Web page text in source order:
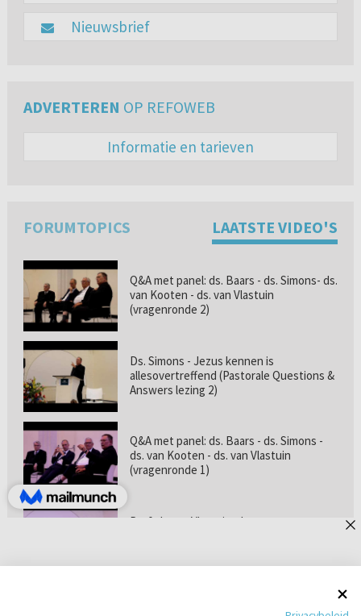
Nieuwsbrief
ADVERTEREN OP REFOWEB
Informatie en tarieven
FORUMTOPICS LAATSTE VIDEO'S
Q&A met panel: ds. Baars - ds. Simons- ds.
van Kooten - ds. van Vlastuin
(vragenronde 2)
Ds. Simons - Jezus kennen is
allesovertreffend (Pastorale Questions &
Answers lezing 2)
Q&A met panel: ds. Baars - ds. Simons -
ds. van Kooten - ds. van Vlastuin
(vragenronde 1)
Prof. dr. van Vlastuin - Is